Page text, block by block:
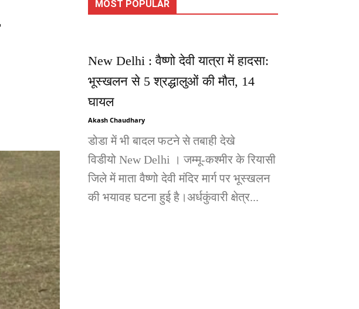
MOST POPULAR
New Delhi : वैष्णो देवी यात्रा में हादसा:
भूस्खलन से 5 श्रद्धालुओं की मौत, 14
घायल
Akash Chaudhary
डोडा में भी बादल फटने से तबाही देखे
विडीयो New Delhi । जम्मू-कश्मीर के रियासी
जिले में माता वैष्णो देवी मंदिर मार्ग पर भूस्खलन
की भयावह घटना हुई है।अर्धकुंवारी क्षेत्र...